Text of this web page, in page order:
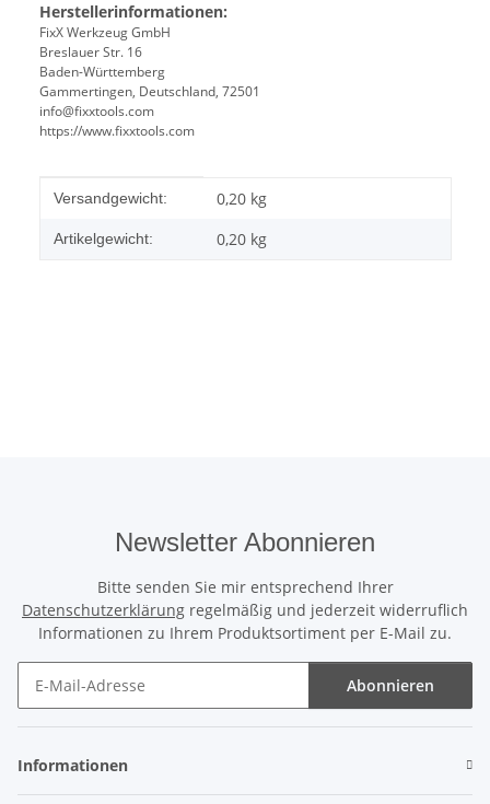
Herstellerinformationen:
FixX Werkzeug GmbH
Breslauer Str. 16
Baden-Württemberg
Gammertingen, Deutschland, 72501
info@fixxtools.com
https://www.fixxtools.com
Produkteigenschaft
Wert
Versandgewicht: 0,20 kg
Artikelgewicht: 0,20 kg
Newsletter Abonnieren
Bitte senden Sie mir entsprechend Ihrer
Datenschutzerklärung regelmäßig und jederzeit widerruflich
Informationen zu Ihrem Produktsortiment per E-Mail zu.
Abonnieren
Informationen